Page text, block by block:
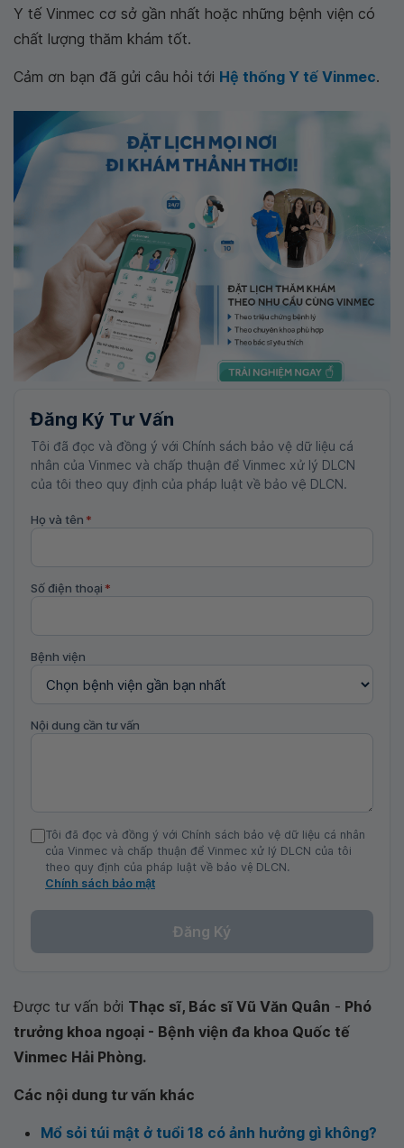
Y tế Vinmec cơ sở gần nhất hoặc những bệnh viện có
chất lượng thăm khám tốt.
Cảm ơn bạn đã gửi câu hỏi tới Hệ thống Y tế Vinmec.
Đăng Ký Tư Vấn
Tôi đã đọc và đồng ý với Chính sách bảo vệ dữ liệu cá
nhân của Vinmec và chấp thuận để Vinmec xử lý DLCN
của tôi theo quy định của pháp luật về bảo vệ DLCN.
Họ và tên *
Số điện thoại *
Bệnh viện
Nội dung cần tư vấn
Tôi đã đọc và đồng ý với Chính sách bảo vệ dữ liệu cá nhân
của Vinmec và chấp thuận để Vinmec xử lý DLCN của tôi
theo quy định của pháp luật về bảo vệ DLCN.
Chính sách bảo mật
Đăng Ký
Được tư vấn bởi Thạc sĩ, Bác sĩ Vũ Văn Quân - Phó
trưởng khoa ngoại - Bệnh viện đa khoa Quốc tế
Vinmec Hải Phòng.
Các nội dung tư vấn khác
Mổ sỏi túi mật ở tuổi 18 có ảnh hưởng gì không?